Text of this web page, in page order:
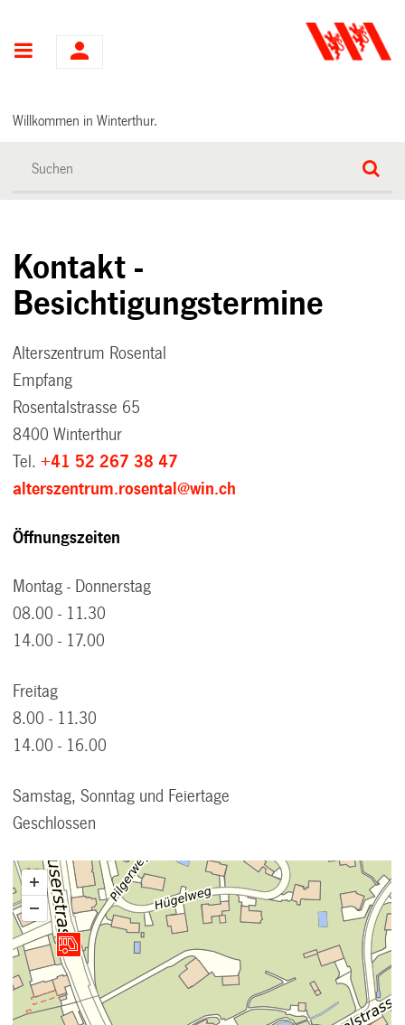
Hauptnavigation
Willkommen in Winterthur.
Kontakt -
Besichtigungstermine
Alterszentrum Rosental
Empfang
Rosentalstrasse 65
8400 Winterthur
Tel.+41 52 267 38 47
alterszentrum.rosental@win.ch
Öffnungszeiten
Montag - Donnerstag
08.00 - 11.30
14.00 - 17.00
Freitag
8.00 - 11.30
14.00 - 16.00
Samstag, Sonntag und Feiertage
Geschlossen